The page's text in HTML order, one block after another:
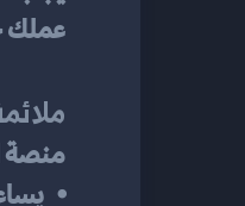
عملك
منصة